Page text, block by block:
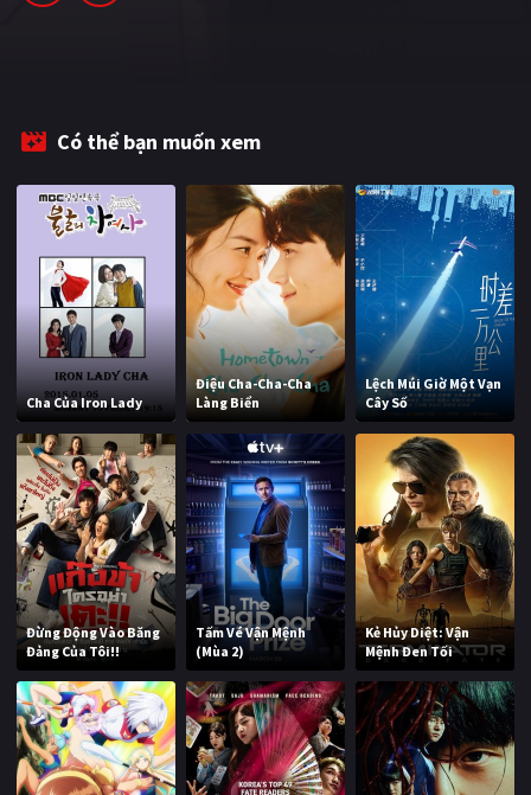
Có thể bạn muốn xem
Cha Của Iron Lady
Điệu Cha-Cha-Cha
Làng Biển
Lệch Múi Giờ Một Vạn
Cây Số
Đừng Động Vào Băng
Đảng Của Tôi!!
Tấm Vé Vận Mệnh
(Mùa 2)
Kẻ Hủy Diệt: Vận
Mệnh Đen Tối